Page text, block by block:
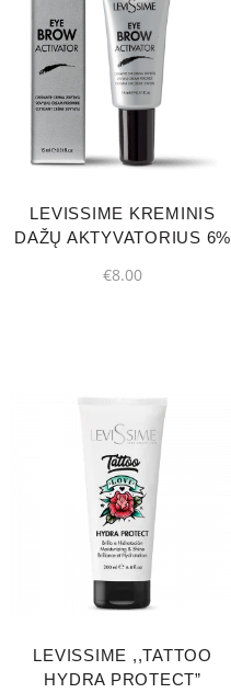
LEVISSIME KREMINIS
DAŽŲ AKTYVATORIUS 6%
€8.00
LEVISSIME ,,TATTOO
HYDRA PROTECT”